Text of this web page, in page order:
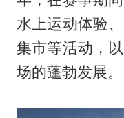
水上运动体验
集市等活动，
场的蓬勃发展。